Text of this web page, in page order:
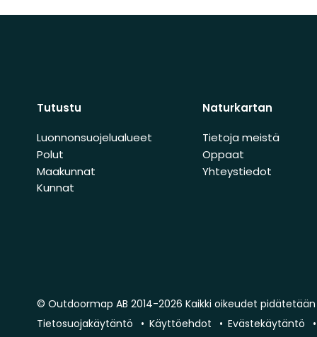
Tutustu
Luonnonsuojelualueet
Polut
Maakunnat
Kunnat
Naturkartan
Tietoja meistä
Oppaat
Yhteystiedot
© Outdoormap AB 2014-2026 Kaikki oikeudet pidätetään
Tietosuojakäytäntö
Käyttöehdot Evästekäytäntö